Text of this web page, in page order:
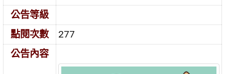
公告等級
點閱次數
277
公告內容